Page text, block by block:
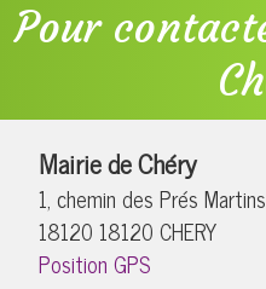
Pour
Mairie de Chéry
1, chemin des Prés Martins
18120 18120 CHERY
Position GPS